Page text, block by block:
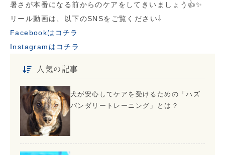
暑さが本番になる前からのケアをしてきいましょう👍✨
リール動画は、以下のSNSをご覧ください⇩
Facebookはコチラ
Instagramはコチラ
人気の記事
犬が安心してケアを受けるための「ハズ
バンダリートレーニング」とは？